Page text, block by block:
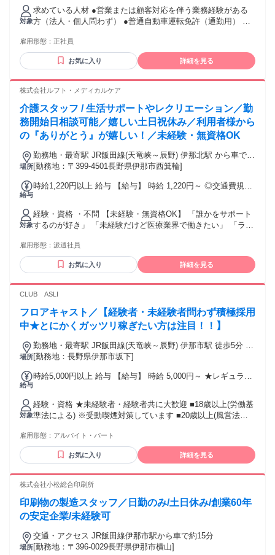
れる通勤・皆勤・家族手当金額：なし 全員に一律で支払われ
るその他手当金額：なし ※みなし残業代（総額23万円の場合
は（月20時間分、30,000円分）(給与総額に応じて変わりま
す)）を含みます。 ※超過分は追加で支給します。
対象
求めている人材 ●営業または顧客対応を伴う業務経験がある
方（法人・個人問わず） ●普通自動車運転免許（通勤用） ＜
から、 成長できる“次のキャリア”に挑戦したい方 ・ルーティ
ンではなく成果が目に見える仕事がしたい方 ・プライベート
も大切にしたい方 ・PC操作や説明・提案の経験を活かしたい
雇用形態： 正社員
お気に入り 詳細を見る
株式会社ルフト・メディカルケア
介護スタッフ / 生活サポートやレクリエーション／勤
務開始日相談可能／嬉しい土日祝休み／利用者様から
の『ありがとう』が嬉しい！／未経験・無資格OK
場所
勤務地・最寄駅 JR飯田線(天竜峡～辰野) 伊那北駅 から車で10
分 伊那ICより車で8分 ※車通勤可能
[勤務地：〒399-4501長野県伊那市西箕輪]
給与
時給1,220円以上 給与 【給与】 時給 1,220円～ ◎交通費規定
研修：時給1,270円 ◇介護福祉士資格あり ：時給1,320円
対象
経験・資格 ・不問 【未経験・無資格OK】 「誰かをサポート
するのが好き」 「未経験だけど医療業界で働きたい」 「ライ
雇用形態： 派遣社員
お気に入り 詳細を見る
CLUB ASLI
フロアキャスト／【経験者・未経験者問わず積極採用
中★とにかくガッツリ稼ぎたい方は注目！！】
場所
勤務地・最寄駅 JR飯田線(天竜峡～辰野) 伊那市駅 徒歩5分 JR
飯田線(天竜峡～辰野) 伊那北駅 徒歩5分 ■松本・諏訪・飯田・
変な方、個人寮もご用意します
[勤務地：長野県伊那市坂下]
給与
時給5,000円以上 給与 【給与】 時給 5,000円～ ★レギュラー
の日から稼げます ※キャバクラ業界では珍しい6ヶ月以上の超
長期入店保証時給です。 ※週2日からのお気軽な勤務形態も可
能です ＋α各種歩合手当(高額バック) ■同伴バック：１回につ
き最大10,000円 ■指名バック：１本につき最大3,000円 ■延長
円 ■テキーラバック：最大1,200円 ■ボトルバック：最大45％
■その他：各種手当あり ■入店お祝い金：今なら当店に入店を
お決めになられた特典として最大10万円＆お好きなドレスを
プレゼントしています ※当店規定による 【交通費】 ■自分で
来るキャストさんには交通費も支給します ※当店規定あり
対象
経験・資格 ★未経験者・経験者共に大歓迎 ■18歳以上(労働基
準法による) ※受動喫煙対策しています ■20歳以上(風営法・
イトワーク未経験の方、初心者さん大歓迎 ■30歳以上のキャ
ストさんも活躍中です ■お酒が全く飲めなくても安心して働
けます ■車がない方でも通勤送迎があります ■学生さん、OL
緒にご応募もOＫ ■週2日～、短期希望もOK ■ガールズバー、
大歓迎 ※経験者の方は、前店の時給を考慮します(給与明細を
お持ち下さい) ※お酒が飲めない方、会話が苦手な方、容姿に
の体制でサポートしますので安心して是非ご連絡ください
雇用形態： アルバイト・パート
お気に入り 詳細を見る
株式会社小松総合印刷所
印刷物の製造スタッフ／日勤のみ/土日休み/創業60年
の安定企業/未経験可
場所
交通・アクセス JR飯田線伊那市駅から車で約15分
[勤務地：〒396-0029長野県伊那市横山]